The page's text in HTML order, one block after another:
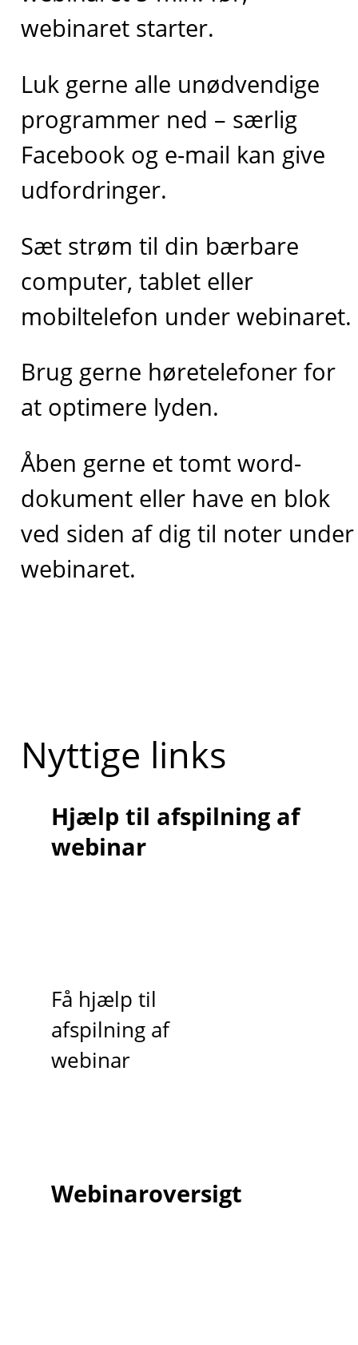
webinaret starter.
Luk gerne alle unødvendige
programmer ned – særlig
Facebook og e-mail kan give
udfordringer.
Sæt strøm til din bærbare
computer, tablet eller
mobiltelefon under webinaret.
Brug gerne høretelefoner for
at optimere lyden.
Åben gerne et tomt word-
dokument eller have en blok
ved siden af dig til noter under
webinaret.
Nyttige links
Hjælp til afspilning af
webinar
Få hjælp til
afspilning af
webinar
Webinaroversigt